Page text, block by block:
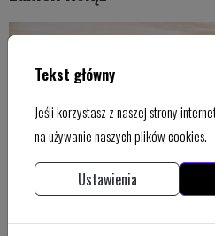
Tekst główny
Jeśli korzystasz z naszej strony
na używanie naszych plików cookies.
Ustawienia